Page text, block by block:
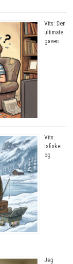
Vits: Den
ultimate
gaven
Vits:
Isfiske
og
Jeg